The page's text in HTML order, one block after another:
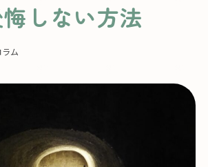
しない方法
ラム